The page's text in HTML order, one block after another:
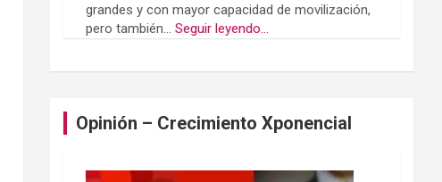
grandes y con mayor capacidad de movilización,
pero también...Seguir leyendo...
Opinión – Crecimiento Xponencial